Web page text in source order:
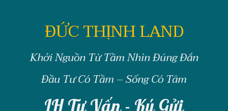
ĐỨC THỊNH LAND
Khởi Nguồn Từ Tầm Nhìn Đúng Đắn
Đầu Tư Có Tầm – Sống Có Tâm